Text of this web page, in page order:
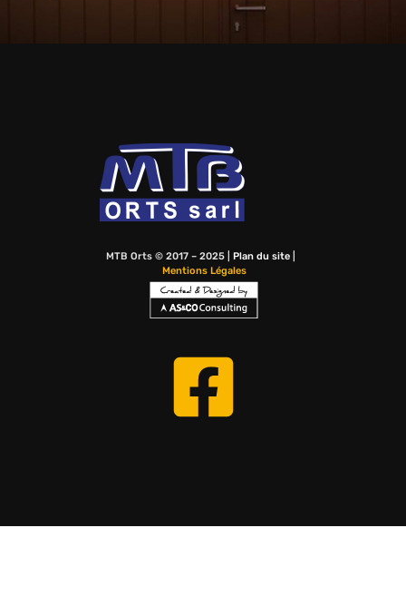
MTB Orts © 2017 – 2025 | Plan du site|
Mentions Légales